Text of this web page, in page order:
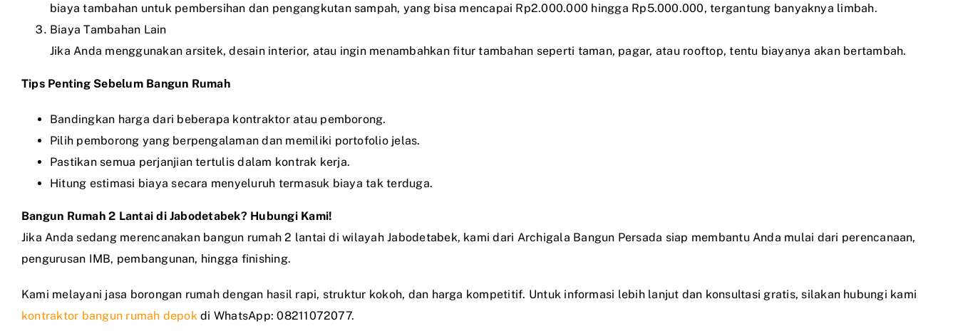
biaya tambahan untuk pembersihan dan pengangkutan sampah, yang bisa mencapai Rp2.000.000 hingga Rp5.000.000, tergantung banyaknya limbah.
Biaya Tambahan Lain
Jika Anda menggunakan arsitek, desain interior, atau ingin menambahkan fitur tambahan seperti taman, pagar, atau rooftop, tentu biayanya akan bertambah.
Tips Penting Sebelum Bangun Rumah
Bandingkan harga dari beberapa kontraktor atau pemborong.
Pilih pemborong yang berpengalaman dan memiliki portofolio jelas.
Pastikan semua perjanjian tertulis dalam kontrak kerja.
Hitung estimasi biaya secara menyeluruh termasuk biaya tak terduga.
Bangun Rumah 2 Lantai di Jabodetabek? Hubungi Kami!
Jika Anda sedang merencanakan bangun rumah 2 lantai di wilayah Jabodetabek, kami dari Archigala Bangun Persada siap membantu Anda mulai dari perencanaan,
pengurusan IMB, pembangunan, hingga finishing.
Kami melayani jasa borongan rumah dengan hasil rapi, struktur kokoh, dan harga kompetitif. Untuk informasi lebih lanjut dan konsultasi gratis, silakan hubungi kami
kontraktor bangun rumah depok di WhatsApp: 08211072077.